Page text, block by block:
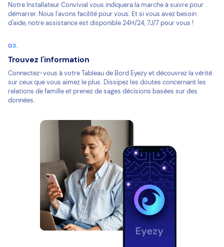
Notre Installateur Convivial vous indiquera la marche à suivre pour
démarrer. Nous l'avons facilité pour vous. Et si vous avez besoin
d'aide, notre assistance est disponible 24H/24, 7J/7 pour vous !
Trouvez l'information
Connectez-vous à votre Tableau de Bord Eyezy et découvrez la vérité
sur ceux que vous aimez le plus. Dissipez les doutes concernant les
relations de famille et prenez de sages décisions basées sur des
données.